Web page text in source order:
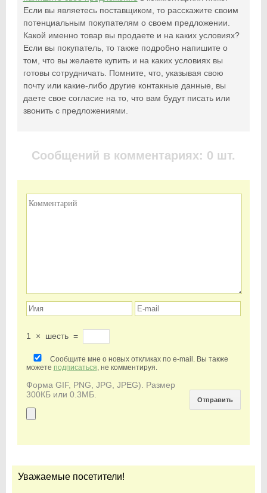
Если вы являетесь поставщиком, то расскажите своим
потенциальным покупателям о своем предложении.
Какой именно товар вы продаете и на каких условиях?
Если вы покупатель, то также подробно напишите о
том, что вы желаете купить и на каких условиях вы
готовы сотрудничать. Помните, что, указывая свою
почту или какие-либо другие контакные данные, вы
даете свое согласие на то, что вам будут писать или
звонить с предложениями.
Сообщений в комментариях: 0 шт.
1 × шесть =
Сообщите мне о новых откликах по e-mail. Вы также
можете подписаться, не комментируя.
Форма GIF, PNG, JPG, JPEG). Размер
300КБ или 0.3МБ.
Уважаемые посетители!